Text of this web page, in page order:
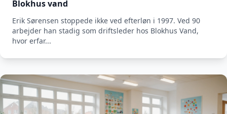
Blokhus vand
Erik Sørensen stoppede ikke ved efterløn i 1997. Ved 90
arbejder han stadig som driftsleder hos Blokhus Vand,
hvor erfar...